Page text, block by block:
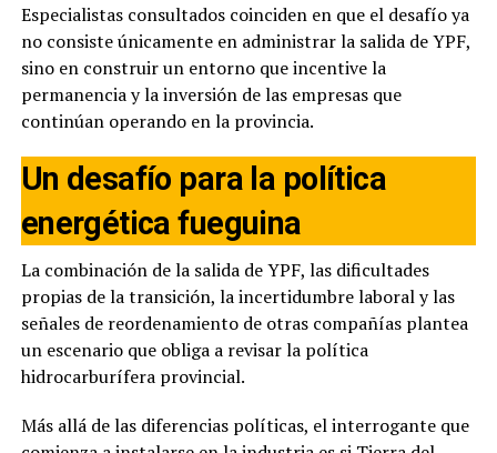
Especialistas consultados coinciden en que el desafío ya
no consiste únicamente en administrar la salida de YPF,
sino en construir un entorno que incentive la
permanencia y la inversión de las empresas que
continúan operando en la provincia.
Un desafío para la política
energética fueguina
La combinación de la salida de YPF, las dificultades
propias de la transición, la incertidumbre laboral y las
señales de reordenamiento de otras compañías plantea
un escenario que obliga a revisar la política
hidrocarburífera provincial.
Más allá de las diferencias políticas, el interrogante que